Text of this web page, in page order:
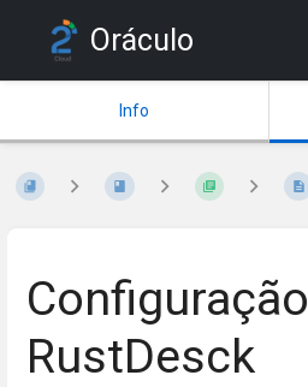
Oráculo
Info
Configuração
RustDesck